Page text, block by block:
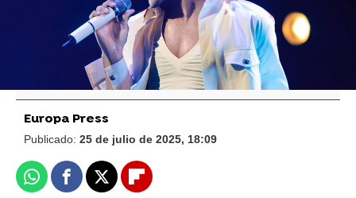
Europa Press
Publicado: 25 de julio de 2025, 18:09
WhatsappFacebook
X Flipboard